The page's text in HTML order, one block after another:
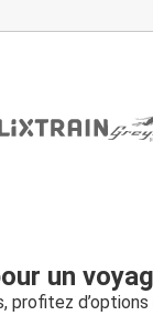
un
profitez